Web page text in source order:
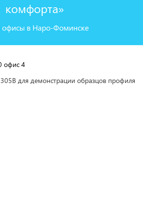
комфорта»
в Наро-Фоминске
офис 4
для демонстрации образцов профиля